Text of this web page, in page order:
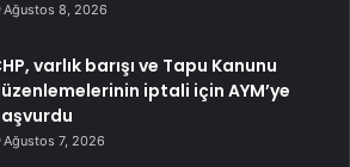
Ağustos 8, 2026
varlık barışı ve Tapu Kanunu
iptali için AYM’ye
Ağustos 7, 2026